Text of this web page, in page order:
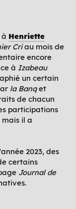
Henriette
Criau mois de
encore
à Izabeau
un certain
la Banqet
de chacun
participations
il a
2023, des
certains
Journal de